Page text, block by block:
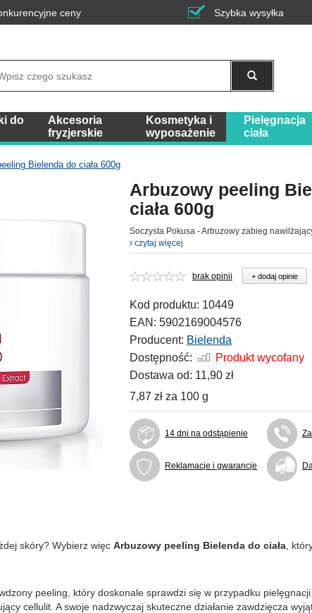
ceny Szybka wysyłka
do
Akcesoria
fryzjerskie
Kosmetyka i
wyposażenie
Pielęgnacja
ciała
Bielenda do ciała 600g
Arbuzowy peeling
ciała 600g
Soczysta Pokusa - Arbuzowy zabieg
czytaj więcej
brak opinii + dodaj opinie
Kod produktu: 10449
EAN: 5902169004576
Producent: Bielenda
Dostępność:
Produkt wycofany
Dostawa od: 11,90 zł
7,87 zł za 100 g
14 dni na odstąpienie
Reklamacje i gwarancje
skóry? Wybierz więc Arbuzowy peeling Bielenda do ciała ,
peeling, który doskonale sprawdzi się w przypadku
cellulit. A swoje nadzwyczaj skuteczne działanie zawdzięcza